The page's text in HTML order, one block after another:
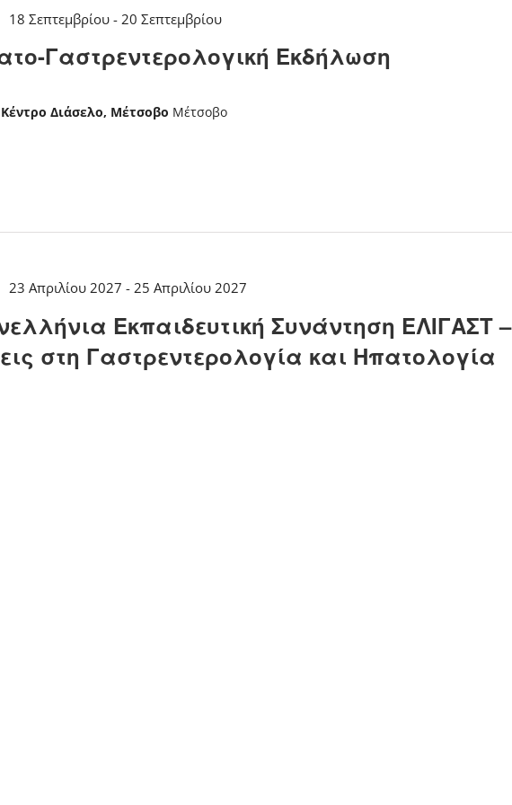
Γαστρεντερολογική Εκδήλωση
18 Σεπτεμβρίου-20 Σεπτεμβρίου
Διάσελο, Μέτσοβο Μέτσοβο
Εκπαιδευτική Συνάντηση ΕΛΙΓΑΣΤ –
στη Γαστρεντερολογία και Ηπατολογία
23 Απριλίου 2027 -25 Απριλίου 2027